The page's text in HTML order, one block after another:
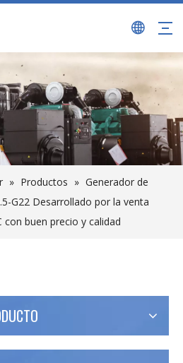
» Productos » Generador de
G22 Desarrollado por la venta
con buen precio y calidad